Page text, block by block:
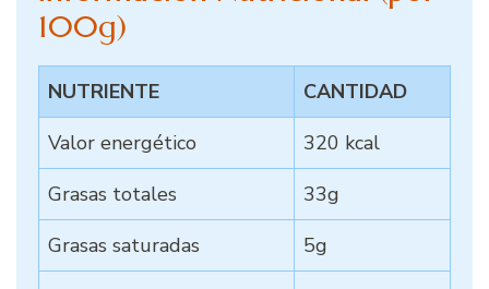
100g)
NUTRIENTE
CANTIDAD
Valor energético
320 kcal
Grasas totales
33g
Grasas saturadas
5g